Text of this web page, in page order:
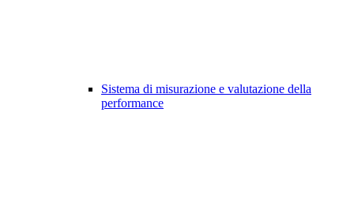
Sistema di misurazione e valutazione della
performance